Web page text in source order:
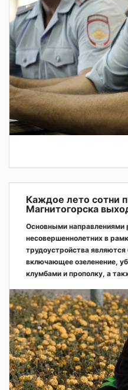
Каждое лето сотни
Магнитогорска
Основными направлениями
несовершеннолетних в
трудоустройства
включающее озеленение,
клумбами и прополку, а